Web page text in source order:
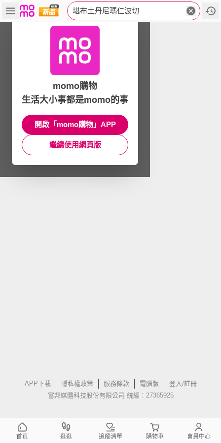
堪布土丹尼瑪仁波切
APP下載 隱私權政策 服務條款 電腦版
登入/註冊
富邦媒體科技股份有限公司 統編：27365925
momo購物
生活大小事都是momo的事
開啟「momo購物」APP
繼續使用網頁版
首頁 逛逛 追蹤清單 購物車 會員中心